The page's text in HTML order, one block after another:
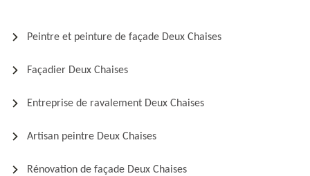
Peintre et peinture de façade Deux Chaises
Façadier Deux Chaises
Entreprise de ravalement Deux Chaises
Artisan peintre Deux Chaises
Rénovation de façade Deux Chaises